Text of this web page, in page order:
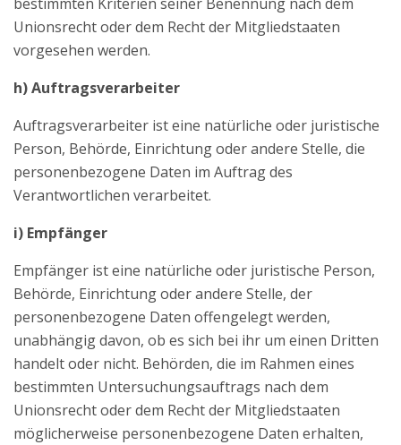
Unionsrecht oder dem Recht der Mitgliedstaaten
vorgesehen werden.
h) Auftragsverarbeiter
Auftragsverarbeiter ist eine natürliche oder juristische
Person, Behörde, Einrichtung oder andere Stelle, die
personenbezogene Daten im Auftrag des
Verantwortlichen verarbeitet.
i) Empfänger
Empfänger ist eine natürliche oder juristische Person,
Behörde, Einrichtung oder andere Stelle, der
personenbezogene Daten offengelegt werden,
unabhängig davon, ob es sich bei ihr um einen Dritten
handelt oder nicht. Behörden, die im Rahmen eines
bestimmten Untersuchungsauftrags nach dem
Unionsrecht oder dem Recht der Mitgliedstaaten
möglicherweise personenbezogene Daten erhalten,